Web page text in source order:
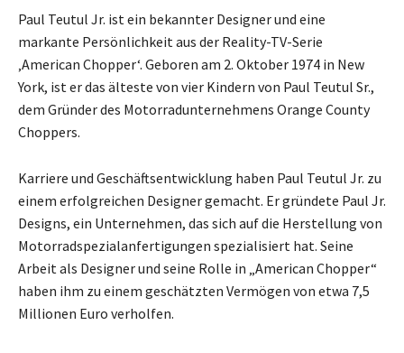
Paul Teutul Jr. ist ein bekannter Designer und eine
markante Persönlichkeit aus der Reality-TV-Serie
‚American Chopper‘. Geboren am 2. Oktober 1974 in New
York, ist er das älteste von vier Kindern von Paul Teutul Sr.,
dem Gründer des Motorradunternehmens Orange County
Choppers.
Karriere und Geschäftsentwicklung haben Paul Teutul Jr. zu
einem erfolgreichen Designer gemacht. Er gründete Paul Jr.
Designs, ein Unternehmen, das sich auf die Herstellung von
Motorradspezialanfertigungen spezialisiert hat. Seine
Arbeit als Designer und seine Rolle in „American Chopper“
haben ihm zu einem geschätzten Vermögen von etwa 7,5
Millionen Euro verholfen.